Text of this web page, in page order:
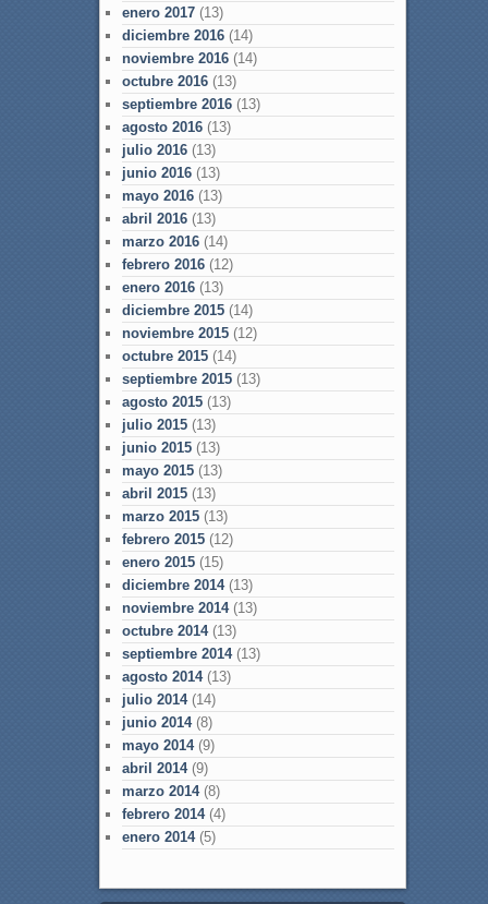
enero 2017(13)
diciembre 2016(14)
noviembre 2016(14)
octubre 2016(13)
septiembre 2016(13)
agosto 2016(13)
julio 2016(13)
junio 2016(13)
mayo 2016(13)
abril 2016(13)
marzo 2016(14)
febrero 2016(12)
enero 2016(13)
diciembre 2015(14)
noviembre 2015(12)
octubre 2015(14)
septiembre 2015(13)
agosto 2015(13)
julio 2015(13)
junio 2015(13)
mayo 2015(13)
abril 2015(13)
marzo 2015(13)
febrero 2015(12)
enero 2015(15)
diciembre 2014(13)
noviembre 2014(13)
octubre 2014(13)
septiembre 2014(13)
agosto 2014(13)
julio 2014(14)
junio 2014(8)
mayo 2014(9)
abril 2014(9)
marzo 2014(8)
febrero 2014(4)
enero 2014(5)